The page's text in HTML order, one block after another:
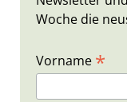
Woche die
Vorname *